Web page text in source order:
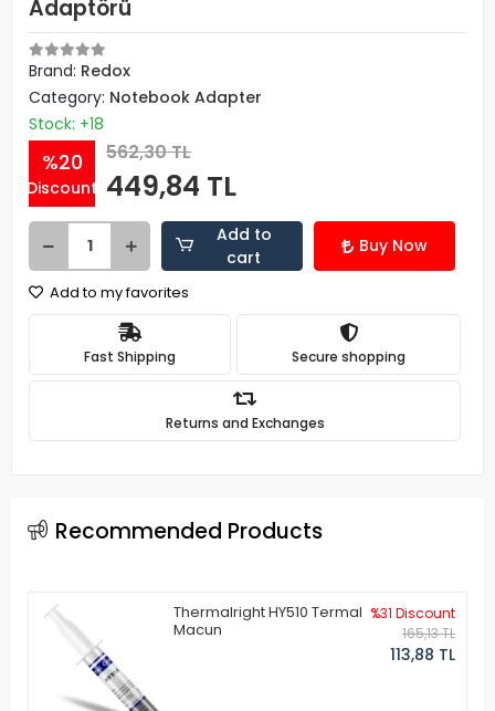
Adaptörü
Brand: Redox
Category: Notebook Adapter
Stock: +18
%20
Discount
562,30 TL
449,84 TL
Add to
cart
Buy Now
Add to my favorites
Fast Shipping Secure shopping
Returns and Exchanges
Recommended Products
Thermalright HY510 Termal
Macun
%31 Discount
165,13 TL
113,88 TL